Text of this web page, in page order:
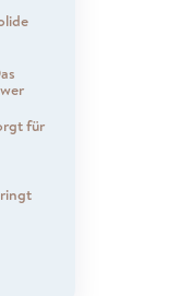
für